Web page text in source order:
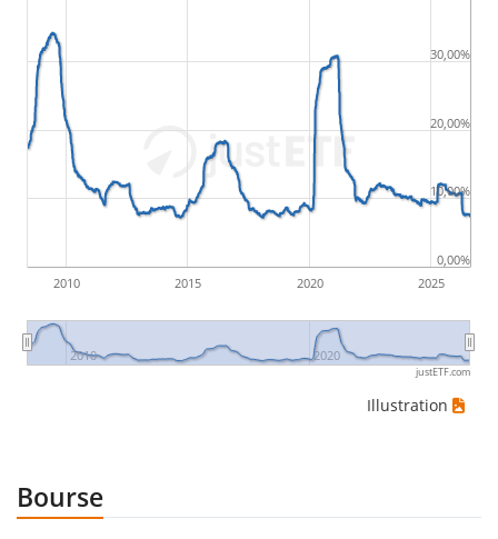
2010 2015 2020 2025
2010 2020
0,00%
10,00%
20,00%
30,00%
justETF.com
Illustration
Bourse